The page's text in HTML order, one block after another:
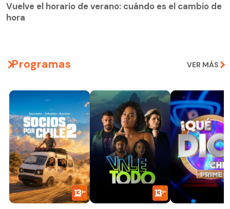
Vuelve el horario de verano: cuándo es el cambio de
hora
Programas VER MÁS